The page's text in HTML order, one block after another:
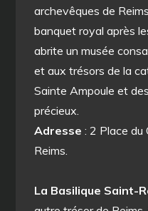
archevêques de
banquet royal après
abrite un musée
et aux trésors de la
Sainte Ampoule et
précieux.
Adresse : 2 Place du
Reims.
La Basilique Saint-